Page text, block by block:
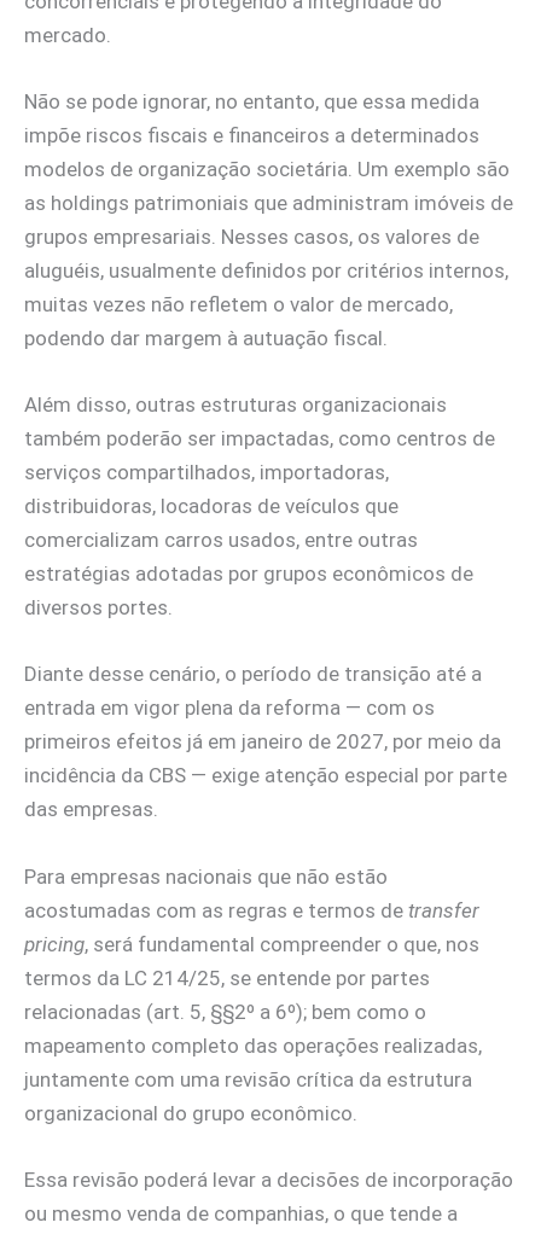
mercado.
Não se pode ignorar, no entanto, que essa medida
impõe riscos fiscais e financeiros a determinados
modelos de organização societária. Um exemplo são
as holdings patrimoniais que administram imóveis de
grupos empresariais. Nesses casos, os valores de
aluguéis, usualmente definidos por critérios internos,
muitas vezes não refletem o valor de mercado,
podendo dar margem à autuação fiscal.
Além disso, outras estruturas organizacionais
também poderão ser impactadas, como centros de
serviços compartilhados, importadoras,
distribuidoras, locadoras de veículos que
comercializam carros usados, entre outras
estratégias adotadas por grupos econômicos de
diversos portes.
Diante desse cenário, o período de transição até a
entrada em vigor plena da reforma — com os
primeiros efeitos já em janeiro de 2027, por meio da
incidência da CBS — exige atenção especial por parte
das empresas.
Para empresas nacionais que não estão
acostumadas com as regras e termos de transfer
pricing, será fundamental compreender o que, nos
termos da LC 214/25, se entende por partes
relacionadas (art. 5, §§2º a 6º); bem como o
mapeamento completo das operações realizadas,
juntamente com uma revisão crítica da estrutura
organizacional do grupo econômico.
Essa revisão poderá levar a decisões de incorporação
ou mesmo venda de companhias, o que tende a